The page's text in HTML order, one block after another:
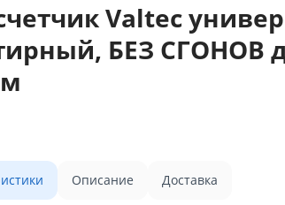
Valtec
БЕЗ СГОНОВ
Описание Доставка